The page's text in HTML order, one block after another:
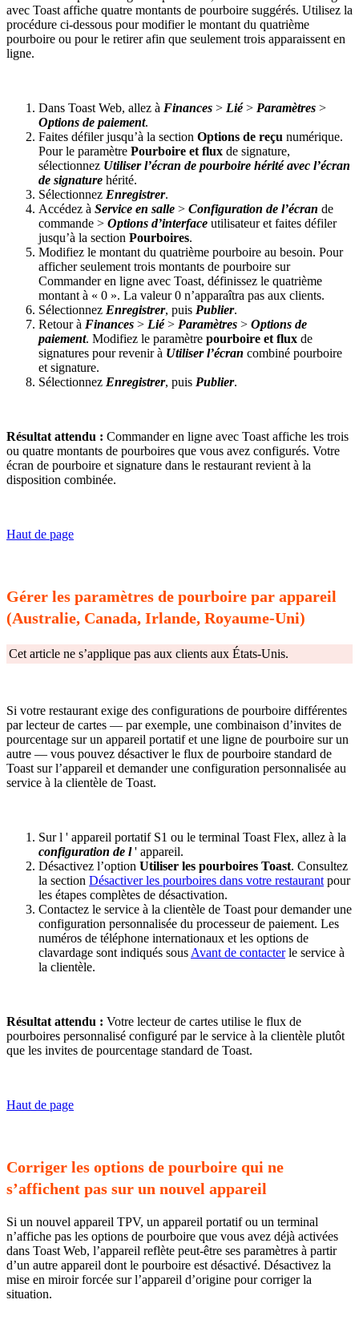
avec Toast affiche quatre montants de pourboire suggérés. Utilisez la
procédure ci-dessous pour modifier le montant du quatrième
pourboire ou pour le retirer afin que seulement trois apparaissent en
ligne.
Dans Toast Web, allez à Finances > Lié> Paramètres >
Options de paiement.
Faites défiler jusqu’à la section Options de reçu numérique.
Pour le paramètre Pourboire et flux de signature,
sélectionnez Utiliser l’écran de pourboire hérité avec l’écran
de signature hérité.
Sélectionnez Enregistrer.
Accédez à Service en salle > Configuration de l’écran de
commande > Options d’interface utilisateur et faites défiler
jusqu’à la section Pourboires.
Modifiez le montant du quatrième pourboire au besoin. Pour
afficher seulement trois montants de pourboire sur
Commander en ligne avec Toast, définissez le quatrième
montant à « 0 ». La valeur 0 n’apparaîtra pas aux clients.
Sélectionnez Enregistrer, puis Publier.
Retour à Finances > Lié> Paramètres > Options de
paiement. Modifiez le paramètre pourboire et flux de
signatures pour revenir à Utiliser l’écran combiné pourboire
et signature.
Sélectionnez Enregistrer, puis Publier.
Résultat attendu : Commander en ligne avec Toast affiche les trois
ou quatre montants de pourboires que vous avez configurés. Votre
écran de pourboire et signature dans le restaurant revient à la
disposition combinée.
Haut de page
Gérer les paramètres de pourboire par appareil
(Australie, Canada, Irlande, Royaume-Uni)
Cet article ne s’applique pas aux clients aux États-Unis.
Si votre restaurant exige des configurations de pourboire différentes
par lecteur de cartes — par exemple, une combinaison d’invites de
pourcentage sur un appareil portatif et une ligne de pourboire sur un
autre — vous pouvez désactiver le flux de pourboire standard de
Toast sur l’appareil et demander une configuration personnalisée au
service à la clientèle de Toast.
Sur l ' appareil portatif S1 ou le terminal Toast Flex, allez à la
configuration de l' appareil.
Désactivez l’option Utiliser les pourboires Toast. Consultez
la section Désactiver les pourboires dans votre restaurant pour
les étapes complètes de désactivation.
Contactez le service à la clientèle de Toast pour demander une
configuration personnalisée du processeur de paiement. Les
numéros de téléphone internationaux et les options de
clavardage sont indiqués sous Avant de contacterle service à
la clientèle.
Résultat attendu : Votre lecteur de cartes utilise le flux de
pourboires personnalisé configuré par le service à la clientèle plutôt
que les invites de pourcentage standard de Toast.
Haut de page
Corriger les options de pourboire qui ne
s’affichent pas sur un nouvel appareil
Si un nouvel appareil TPV, un appareil portatif ou un terminal
n’affiche pas les options de pourboire que vous avez déjà activées
dans Toast Web, l’appareil reflète peut-être ses paramètres à partir
d’un autre appareil dont le pourboire est désactivé. Désactivez la
mise en miroir forcée sur l’appareil d’origine pour corriger la
situation.